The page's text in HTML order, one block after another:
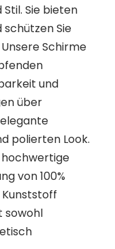
Sie bieten
schützen Sie
Schirme
und
über
polierten Look.
hochwertige
von 100%
sowohl